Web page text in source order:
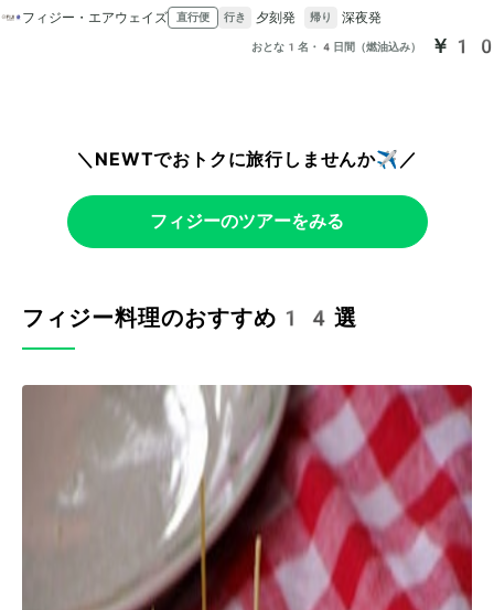
＼NEWTでおトクに旅行しませんか✈️／
フィジーのツアーをみる
フィジー料理のおすすめ14選